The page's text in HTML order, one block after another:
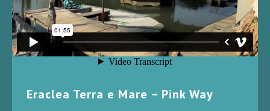
Eraclea Terra e Mare – Pink Way